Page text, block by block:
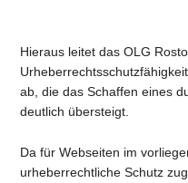
Hieraus leitet das OLG
ab, die das Schaffen eines
deutlich übersteigt.
Da für Webseiten im
urheberrechtliche Schutz